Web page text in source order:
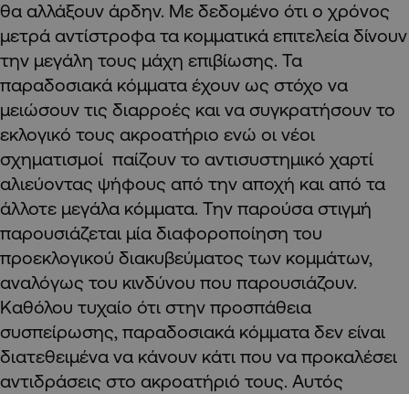
θα αλλάξουν άρδην. Με δεδομένο ότι ο χρόνος
μετρά αντίστροφα τα κομματικά επιτελεία δίνουν
την μεγάλη τους μάχη επιβίωσης. Τα
παραδοσιακά κόμματα έχουν ως στόχο να
μειώσουν τις διαρροές και να συγκρατήσουν το
εκλογικό τους ακροατήριο ενώ οι νέοι
σχηματισμοί παίζουν το αντισυστημικό χαρτί
αλιεύοντας ψήφους από την αποχή και από τα
άλλοτε μεγάλα κόμματα. Την παρούσα στιγμή
παρουσιάζεται μία διαφοροποίηση του
προεκλογικού διακυβεύματος των κομμάτων,
αναλόγως του κινδύνου που παρουσιάζουν.
Καθόλου τυχαίο ότι στην προσπάθεια
συσπείρωσης, παραδοσιακά κόμματα δεν είναι
διατεθειμένα να κάνουν κάτι που να προκαλέσει
αντιδράσεις στο ακροατήριό τους. Αυτός